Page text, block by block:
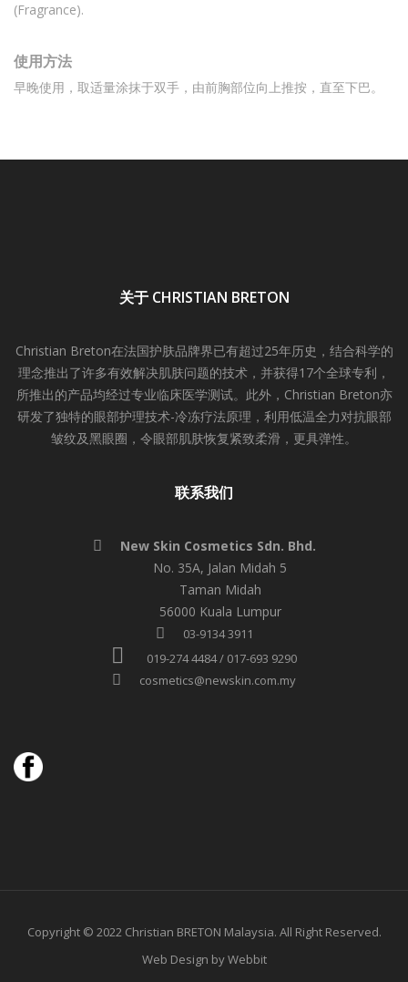
(Fragrance).
使用方法
早晚使用，取适量涂抹于双手，由前胸部位向上推按，直至下巴。
关于 CHRISTIAN BRETON
Christian Breton在法国护肤品牌界已有超过25年历史，结合科学的
理念推出了许多有效解决肌肤问题的技术，并获得17个全球专利，
所推出的产品均经过专业临床医学测试。此外，Christian Breton亦
研发了独特的眼部护理技术-冷冻疗法原理，利用低温全力对抗眼部
皱纹及黑眼圈，令眼部肌肤恢复紧致柔滑，更具弹性。
联系我们
New Skin Cosmetics Sdn. Bhd.
No. 35A, Jalan Midah 5
Taman Midah
56000 Kuala Lumpur
03-9134 3911
019-274 4484 / 017-693 9290
cosmetics@newskin.com.my
Copyright © 2022 Christian BRETON Malaysia. All Right Reserved.
Web Design by Webbit